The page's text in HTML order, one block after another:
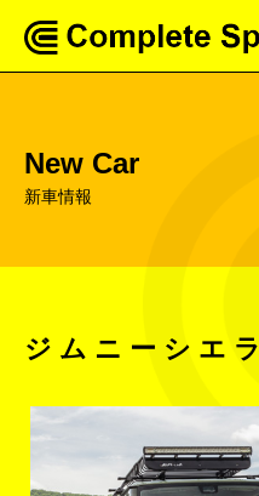
New Car
新車情報
ジムニーシエラ